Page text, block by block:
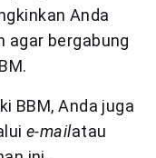
Anda
agar bergabung
BBM, Anda juga
e-mailatau